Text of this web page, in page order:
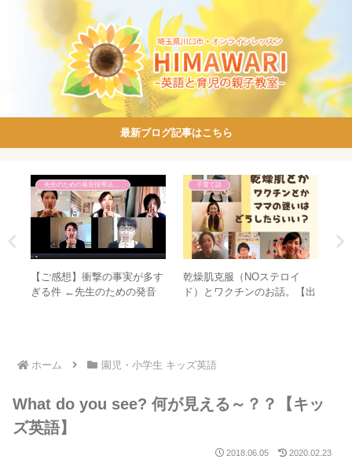
最新ブログ記事はこちら
先生のための発音指導法講座
【ご感想】衝撃の事実が多す
ぎる件 ←先生のための発音
子育て話
乾燥肌克服（NOステロイ
ド）とワクチンのお話。【出
ホーム 園児・小学生 キッズ英語
What do you see? 何が見える～？？【キッ
ズ英語】
2018.06.05 2020.02.23